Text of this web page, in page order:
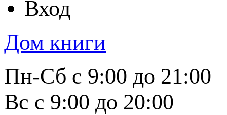
Вход
Дом книги
Пн-Сб с 9:00 до 21:00
Вс с 9:00 до 20:00